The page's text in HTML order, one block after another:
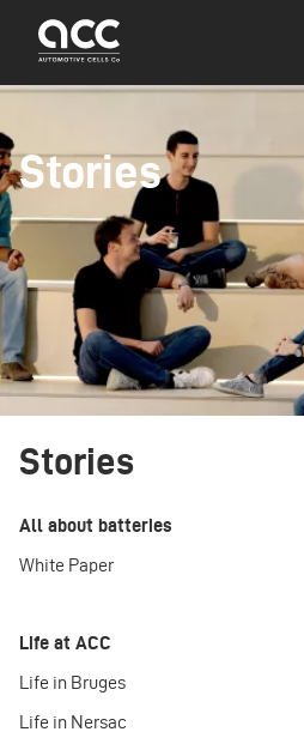
contenu
Stories
Stories
All about batteries
White Paper
Life at ACC
Life in Bruges
Life in Nersac